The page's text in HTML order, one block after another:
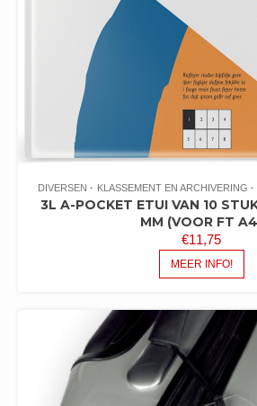
DIVERSEN KLASSEMENT EN ARCHIVERING
3L A-POCKET ETUI VAN 10
MM (VOOR FT
€11,75
MEER INFO!